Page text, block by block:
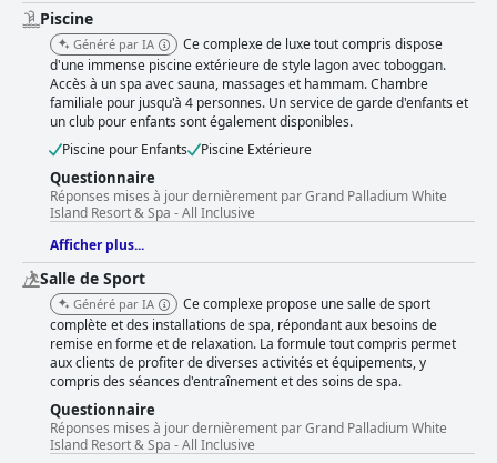
Piscine
Généré par IA
Ce complexe de luxe tout compris dispose
d'une immense piscine extérieure de style lagon avec toboggan.
Accès à un spa avec sauna, massages et hammam. Chambre
familiale pour jusqu'à 4 personnes. Un service de garde d'enfants et
un club pour enfants sont également disponibles.
Piscine pour Enfants
Piscine Extérieure
Questionnaire
Réponses mises à jour dernièrement par Grand Palladium White
Island Resort & Spa - All Inclusive
Afficher plus...
Salle de Sport
Généré par IA
Ce complexe propose une salle de sport
complète et des installations de spa, répondant aux besoins de
remise en forme et de relaxation. La formule tout compris permet
aux clients de profiter de diverses activités et équipements, y
compris des séances d'entraînement et des soins de spa.
Questionnaire
Réponses mises à jour dernièrement par Grand Palladium White
Island Resort & Spa - All Inclusive